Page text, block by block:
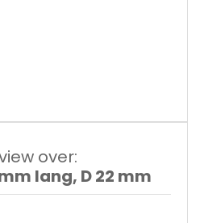
over:
lang, D 22 mm